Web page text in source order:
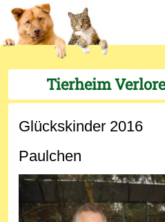
Tierheim
Glückskinder 2016
Paulchen